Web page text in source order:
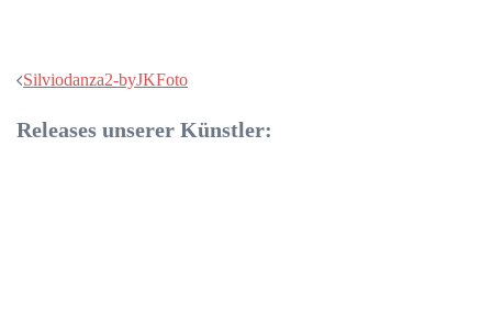
Beitragsnavigation
Silviodanza2-byJKFoto
Releases unserer Künstler: